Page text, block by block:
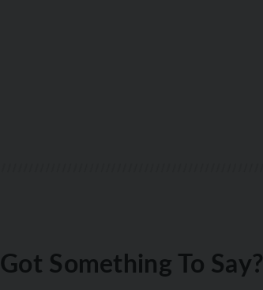
Got Something To Say?